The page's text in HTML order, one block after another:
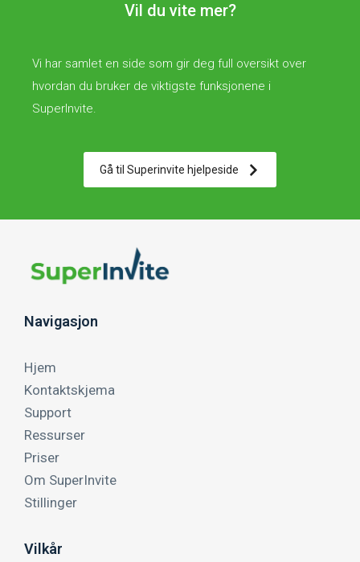
Vil du vite mer?
Vi har samlet en side som gir deg full oversikt over
hvordan du bruker de viktigste funksjonene i
SuperInvite.
Gå til Superinvite hjelpeside
Navigasjon
Hjem
Kontaktskjema
Support
Ressurser
Priser
Om SuperInvite
Stillinger
Vilkår